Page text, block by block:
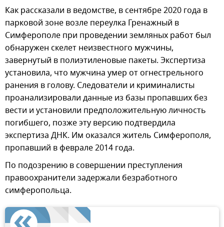
Как рассказали в ведомстве, в сентябре 2020 года в
парковой зоне возле переулка Гренажный в
Симферополе при проведении земляных работ был
обнаружен скелет неизвестного мужчины,
завернутый в полиэтиленовые пакеты. Экспертиза
установила, что мужчина умер от огнестрельного
ранения в голову. Следователи и криминалисты
проанализировали данные из базы пропавших без
вести и установили предположительную личность
погибшего, позже эту версию подтвердила
экспертиза ДНК. Им оказался житель Симферополя,
пропавший в феврале 2014 года.
По подозрению в совершении преступления
правоохранители задержали безработного
симферопольца.